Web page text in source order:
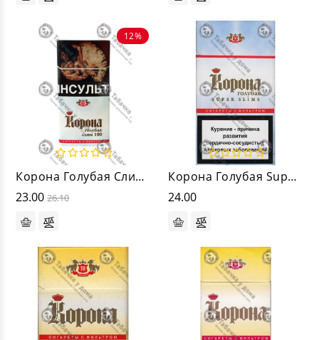
12%
Корона Голубая Слим 100
23.00 26.10
Корона Голубая Super Slims
24.00